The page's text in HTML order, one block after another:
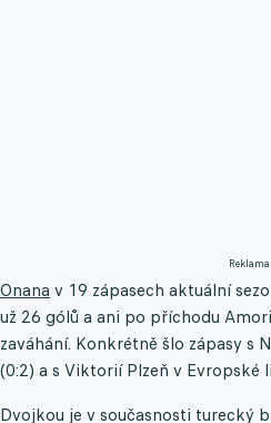
Reklama
Onana v 19 zápasech aktuální
už 26 gólů a ani po příchodu
zaváhání. Konkrétně šlo zápasy s
(0:2) a s Viktorií Plzeň v Evropské
Dvojkou je v současnosti turecký